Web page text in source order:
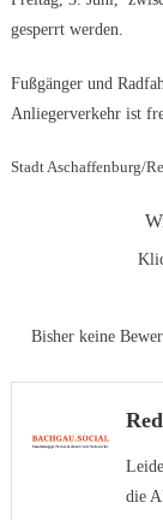
gesperrt werden.
Fußgänger und
Anliegerverkehr ist
Stadt Aschaffenburg/
Bisher keine
die